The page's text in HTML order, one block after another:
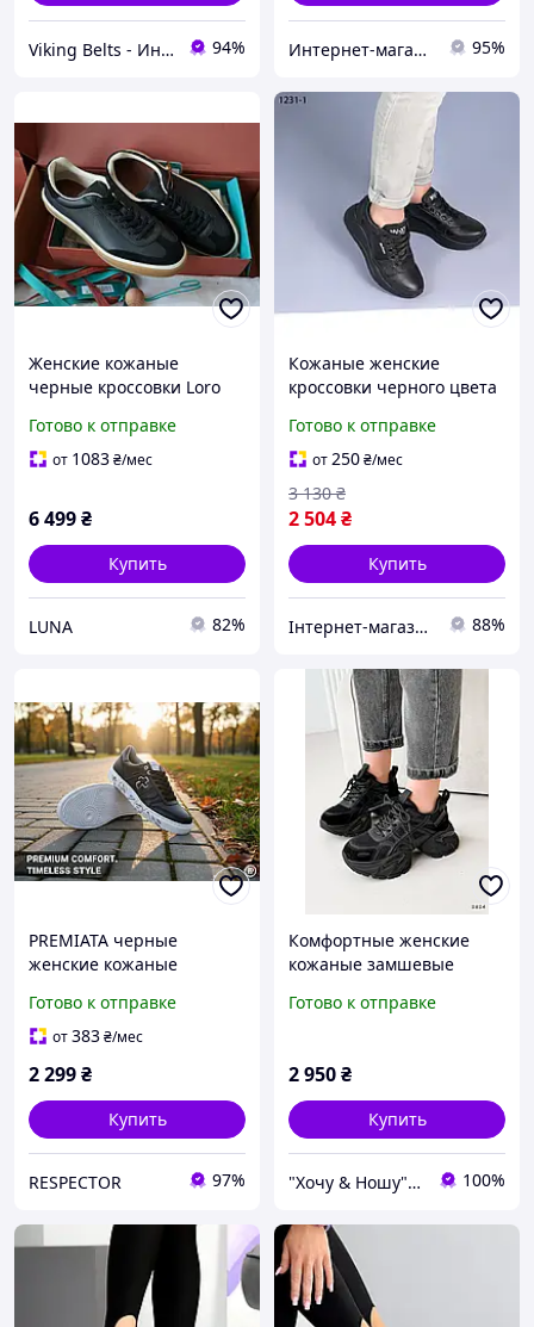
Viking Belts - Интернет магазин кожаных аксессуаров 94% Интернет-магазин дешевой обуви 95%
Женские кожаные
черные кроссовки Loro
Пиана кеды кожаные
Готово к отправке
от 1083₴/мес
6 499₴
Купить
LUNA 82%
Кожаные женские
кроссовки черного цвета
стелька кожа
производство Украина
код 1231-1
Готово к отправке
от250₴/мес
2 504₴
3 130 ₴
Купить
Інтернет-магазин Min Price 88%
PREMIATA черные
женские кожаные
Готово к отправке
от383₴/мес
2 299₴
Купить
RESPECTOR 97%
Комфортные женские
кожаные замшевые
весенне осенние
Готово к отправке
2 950₴
Купить
"Хочу & Ношу" - магазин сучасного взуття 100%